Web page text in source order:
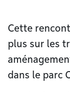
Cette
plus sur les
dans le parc